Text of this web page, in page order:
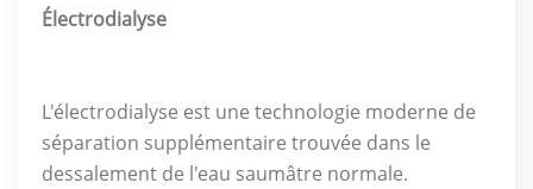
Électrodialyse
L'électrodialyse est une technologie moderne de
séparation supplémentaire trouvée dans le
dessalement de l'eau saumâtre normale.